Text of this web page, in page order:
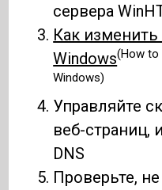
сервера
Как изменить
Windows(How to
Windows)
Управляйте
веб-страниц,
DNS
Проверьте,